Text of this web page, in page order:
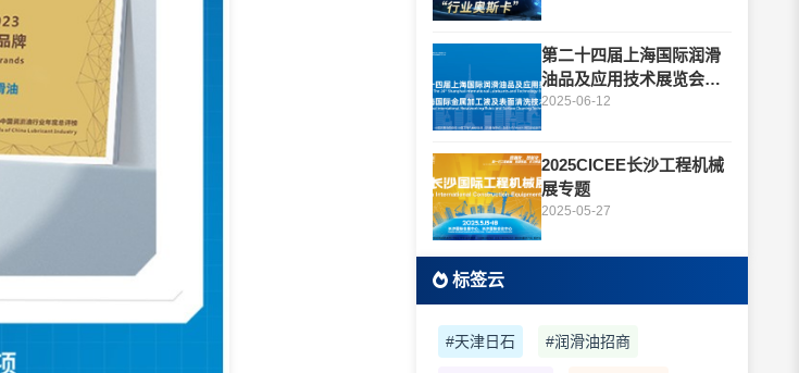
第二十四届上海国际润滑
油品及应用技术展览会专
题
2025-06-12
2025CICEE长沙工程机械
展专题
2025-05-27
标签云
#天津日石 #润滑油招商